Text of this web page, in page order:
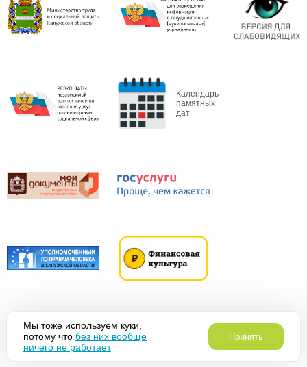
Календарь
памятных
дат
Политика в
отношении
обработки ПД
Разработка:
Kproject
Мы тоже используем куки,
потому что без них вообще
ничего не работает
Принять